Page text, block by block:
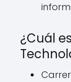
¿Cuál